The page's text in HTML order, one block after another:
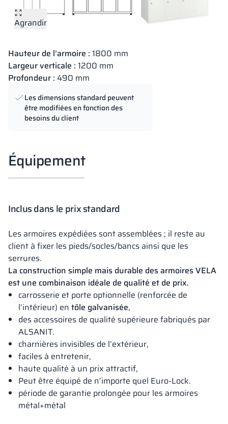
Agrandir
Hauteur de l’armoire : 1800 mm
Largeur verticale : 1200 mm
Profondeur : 490 mm
Les dimensions standard peuvent
être modifiées en fonction des
besoins du client
Équipement
Inclus dans le prix standard
Les armoires expédiées sont assemblées ; il reste au
client à fixer les pieds/socles/bancs ainsi que les
serrures.
La construction simple mais durable des armoires VELA
est une combinaison idéale de qualité et de prix.
carrosserie et porte optionnelle (renforcée de
l’intérieur) en tôle galvanisée,
des accessoires de qualité supérieure fabriqués par
ALSANIT.
charnières invisibles de l’extérieur,
faciles à entretenir,
haute qualité à un prix attractif,
Peut être équipé de n’importe quel Euro-Lock.
période de garantie prolongée pour les armoires
métal+métal